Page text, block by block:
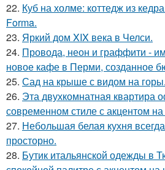
22. Куб на холме: коттедж из
Forma.
23. Яркий дом XIX века в Челси.
24. Провода, неон и граффити -
новое кафе в Перми, созданное
25. Сад на крыше с видом на горы.
26. Эта двухкомнатная квартира
современном стиле с акцентом
27. Небольшая белая кухня
просторно.
28. Бутик итальянской одежды в